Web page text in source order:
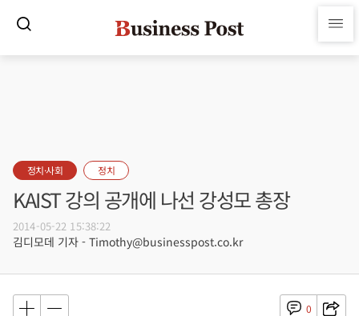
정치·사회 정치
KAIST 강의 공개에 나선 강성모 총장
2014-05-22 15:38:22
김디모데 기자 - Timothy@businesspost.co.kr
0